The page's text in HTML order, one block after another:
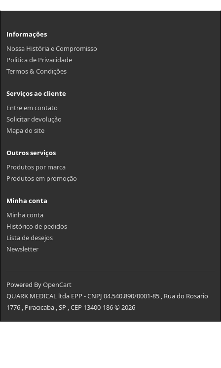
Informações
Nossa História e Compromisso
Politica de Privacidade
Termos & Condições
Serviços ao cliente
Entre em contato
Solicitar devolução
Mapa do site
Outros serviços
Produtos por marca
Produtos em promoção
Minha conta
Minha conta
Histórico de pedidos
Lista de desejos
Newsletter
Powered ByOpenCart
QUARK MEDICAL ltda EPP - CNPJ 04.540.890/0001-85 , Rua do Rosario
1776 , Piracicaba , SP , CEP 13400-186 © 2026